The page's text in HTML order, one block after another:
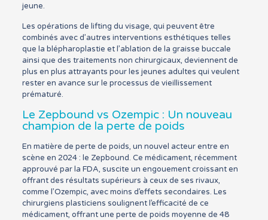
jeune.
Les opérations de lifting du visage, qui peuvent être
combinés avec d’autres interventions esthétiques telles
que la blépharoplastie et l’ablation de la graisse buccale
ainsi que des traitements non chirurgicaux, deviennent de
plus en plus attrayants pour les jeunes adultes qui veulent
rester en avance sur le processus de vieillissement
prématuré.
Le Zepbound vs Ozempic : Un nouveau
champion de la perte de poids
En matière de perte de poids, un nouvel acteur entre en
scène en 2024 : le Zepbound. Ce médicament, récemment
approuvé par la FDA, suscite un engouement croissant en
offrant des résultats supérieurs à ceux de ses rivaux,
comme l’Ozempic, avec moins d’effets secondaires. Les
chirurgiens plasticiens soulignent l’efficacité de ce
médicament, offrant une perte de poids moyenne de 48